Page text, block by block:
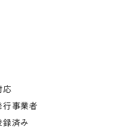
応
事業者
済み